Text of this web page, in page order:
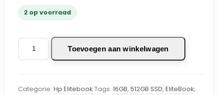
2 op voorraad
HP
i5-
Toevoegen aan winkelwagen
Categorie:Hp Elitebook Tags:16GB,512GB SSD,EliteBook,